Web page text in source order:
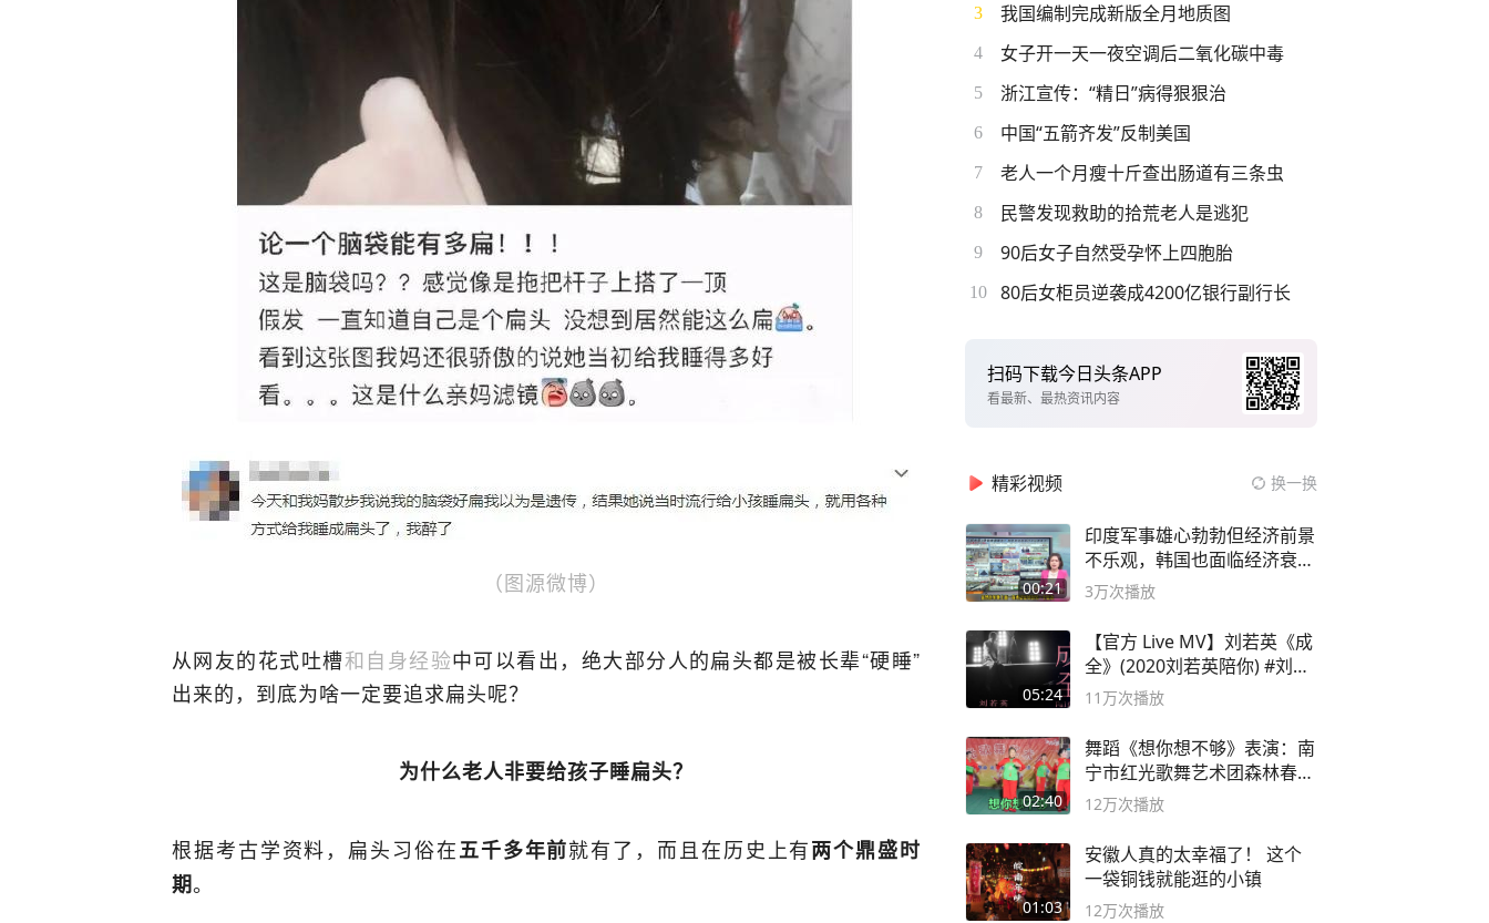
（图源微博）
从网友的花式吐槽和自身经验中可以看出，绝大部分人的扁头都是被长辈“硬睡”
出来的，到底为啥一定要追求扁头呢？
为什么老人非要给孩子睡扁头？
根据考古学资料，扁头习俗在五千多年前就有了，而且在历史上有两个鼎盛时
期。
3 我国编制完成新版全月地质图
4 女子开一天一夜空调后二氧化碳中毒
5 浙江宣传：“精日”病得狠狠治
6 中国“五箭齐发”反制美国
7 老人一个月瘦十斤查出肠道有三条虫
8 民警发现救助的拾荒老人是逃犯
9 90后女子自然受孕怀上四胞胎
10 80后女柜员逆袭成4200亿银行副行长
扫码下载今日头条APP
看最新、最热资讯内容
精彩视频 换一换
00:21
印度军事雄心勃勃但经济前景
不乐观，韩国也面临经济衰退
风险
3万次播放
05:24
【官方 Live MV】刘若英《成
全》(2020刘若英陪你) #刘若
英 #成全
11万次播放
02:40
舞蹈《想你想不够》表演：南
宁市红光歌舞艺术团森林春红
舞蹈队。
12万次播放
01:03
安徽人真的太幸福了！ 这个
一袋铜钱就能逛的小镇
12万次播放